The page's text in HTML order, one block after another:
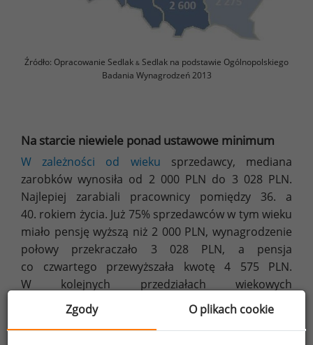
Źródło: Opracowanie Sedlak & Sedlak na podstawie Ogólnopolskiego
Badania Wynagrodzeń 2013
Na starcie niewiele ponad ustawowe minimum
W zależności od wieku sprzedawcy, mediana
zarobków wynosiła od 2 000 PLN do 3 028 PLN.
Najlepiej zarabiali pracownicy pomiędzy 36. a
40. rokiem życia. Już 75% sprzedawców w tym wieku
miało pensję wyższą niż 2 000 PLN, wynagrodzenie
połowy przekraczało 3 028 PLN, a pensja
co czwartego przewyższała kwotę 4 575 PLN.
W kolejnych przedziałach wiekowych
wynagrodzenie zmniejszało się. W przedziale (51-64
lata) mediana wynagrodzeń wyniosła 2 595 PLN,
Zgody O plikach cookie